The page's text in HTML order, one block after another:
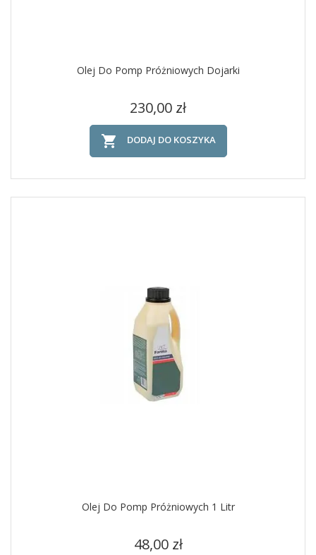
Olej Do Pomp Próżniowych Dojarki
Cena
230,00 zł
 DODAJ DO KOSZYKA
Olej Do Pomp Próżniowych 1 Litr
Cena
48,00 zł